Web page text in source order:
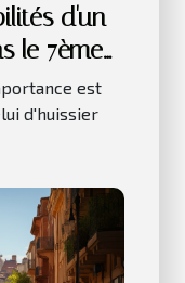
d'un
le 7ème
est
d'huissier